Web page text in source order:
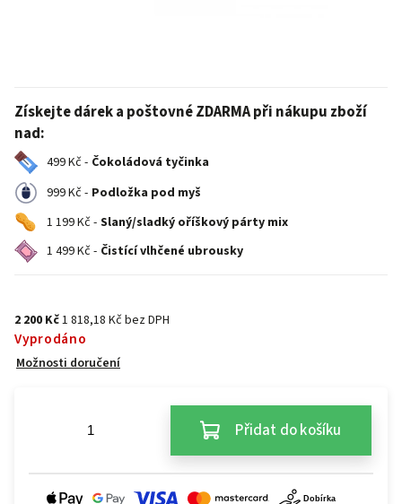
Získejte dárek a poštovné ZDARMA při nákupu zboží
nad:
499 Kč - Čokoládová tyčinka
999 Kč - Podložka pod myš
1 199 Kč - Slaný/sladký oříškový párty mix
1 499 Kč - Čistící vlhčené ubrousky
2 200 Kč1 818,18 Kč bez DPH
Vyprodáno
Možnosti doručení
Přidat do košíku